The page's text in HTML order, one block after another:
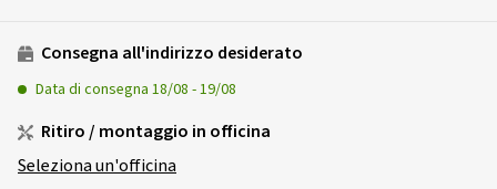
Consegna all'indirizzo desiderato
Data di consegna 18/08 -19/08
Ritiro / montaggio in officina
Seleziona un'officina